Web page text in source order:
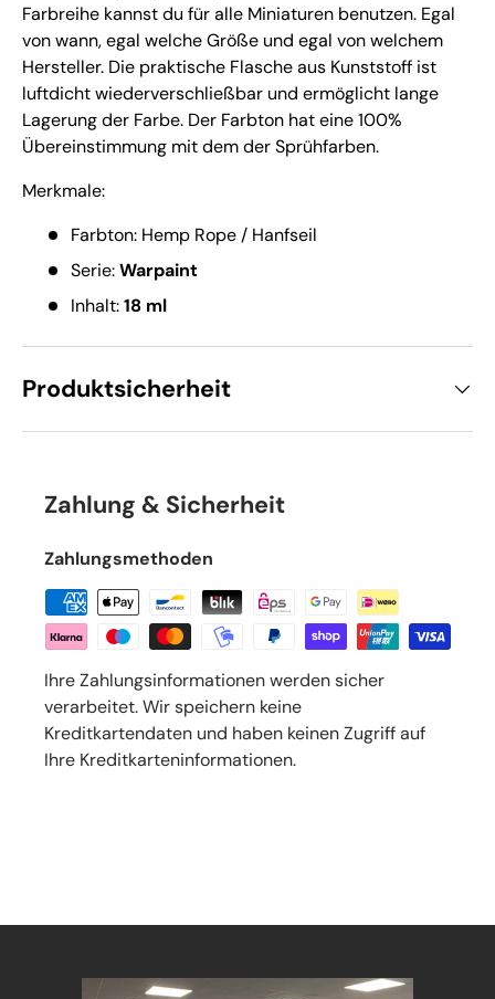
Farbreihe kannst du für alle Miniaturen benutzen. Egal
von wann, egal welche Größe und egal von welchem
Hersteller. Die praktische Flasche aus Kunststoff ist
luftdicht wiederverschließbar und ermöglicht lange
Lagerung der Farbe. Der Farbton hat eine 100%
Übereinstimmung mit dem der Sprühfarben.
Merkmale:
Farbton: Hemp Rope / Hanfseil
Serie:Warpaint
Inhalt:18 ml
Produktsicherheit
Zahlung & Sicherheit
Zahlungsmethoden
Ihre Zahlungsinformationen werden sicher
verarbeitet. Wir speichern keine
Kreditkartendaten und haben keinen Zugriff auf
Ihre Kreditkarteninformationen.